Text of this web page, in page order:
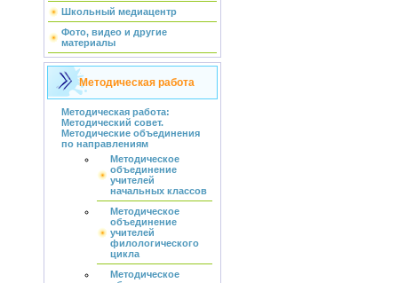
Школьный медиацентр
Фото, видео и другие
материалы
Методическая работа
Методическая работа:
Методический совет.
Методические объединения
по направлениям
Методическое
объединение
учителей
начальных классов
Методическое
объединение
учителей
филологического
цикла
Методическое